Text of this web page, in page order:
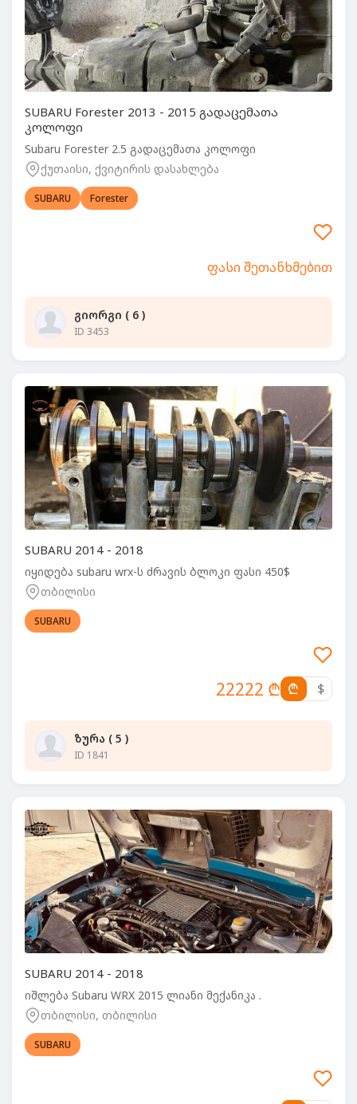
SUBARU Forester 2013 - 2015 გადაცემათა
კოლოფი
Subaru Forester 2.5 გადაცემათა კოლოფი
ქუთაისი, ქვიტირის დასახლება
SUBARU Forester
ფასი შეთანხმებით
გიორგი ( 6 )
ID 3453
SUBARU 2014 - 2018
იყიდება subaru wrx-ს ძრავის ბლოკი ფასი 450$
თბილისი
SUBARU
22222 ₾ ₾ $
ზურა ( 5 )
ID 1841
SUBARU 2014 - 2018
იშლება Subaru WRX 2015 ლიანი მექანიკა .
თბილისი, თბილისი
SUBARU